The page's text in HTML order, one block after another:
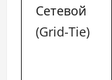
Сетевой
(Grid-Tie)